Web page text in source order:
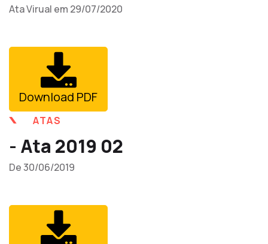
Ata Virual em 29/07/2020
Download PDF
ATAS
- Ata 2019 02
De 30/06/2019